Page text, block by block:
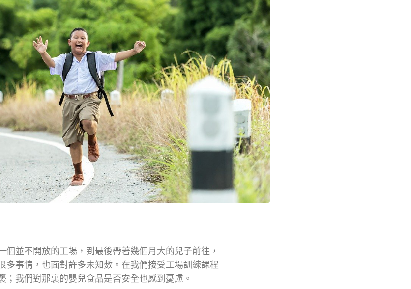
個並不開放的工場，到最後帶著幾個月大的兒子前往，
多事情，也面對許多未知數。在我們接受工場訓練課程
；我們對那裏的嬰兒食品是否安全也感到憂慮。